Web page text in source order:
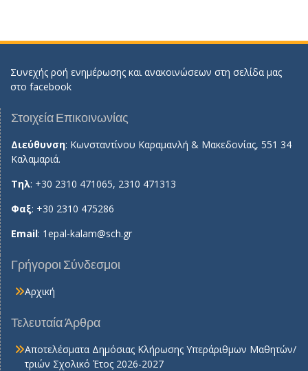
Συνεχής ροή ενημέρωσης και ανακοινώσεων στη σελίδα μας
στο facebook
Στοιχεία Επικοινωνίας
Διεύθυνση: Κωνσταντίνου Καραμανλή & Μακεδονίας, 551 34
Καλαμαριά.
Τηλ: +30 2310 471065, 2310 471313
Φαξ: +30 2310 475286
Email: 1epal-kalam@sch.gr
Γρήγοροι Σύνδεσμοι
Αρχική
Τελευταία Άρθρα
Αποτελέσματα Δημόσιας Κλήρωσης Υπεράριθμων Μαθητών/
τριών Σχολικό Έτος 2026-2027